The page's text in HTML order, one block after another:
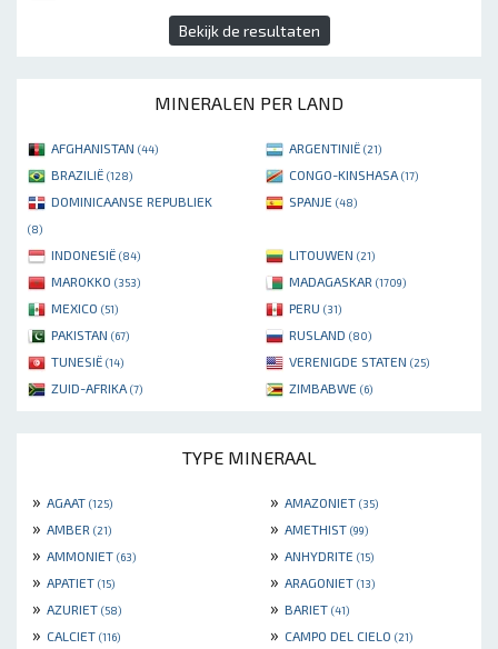
Bekijk de resultaten
MINERALEN PER LAND
AFGHANISTAN (44) ARGENTINIË (21)
BRAZILIË (128) CONGO-KINSHASA (17)
DOMINICAANSE REPUBLIEK
(8)
SPANJE (48)
INDONESIË (84) LITOUWEN (21)
MAROKKO (353) MADAGASKAR (1709)
MEXICO (51) PERU (31)
PAKISTAN (67) RUSLAND (80)
TUNESIË (14) VERENIGDE STATEN (25)
ZUID-AFRIKA (7) ZIMBABWE (6)
TYPE MINERAAL
» AGAAT (125) » AMAZONIET (35)
» AMBER (21) » AMETHIST (99)
» AMMONIET (63) » ANHYDRITE (15)
» APATIET (15) » ARAGONIET (13)
» AZURIET (58) » BARIET (41)
» CALCIET (116) » CAMPO DEL CIELO (21)